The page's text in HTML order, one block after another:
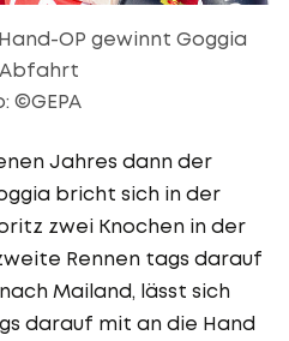
OP gewinnt Goggia
©GEPA
Jahres dann der
bricht sich in der
zwei Knochen in der
Rennen tags darauf
Mailand, lässt sich
darauf mit an die Hand